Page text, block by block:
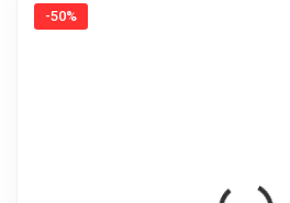
-50%